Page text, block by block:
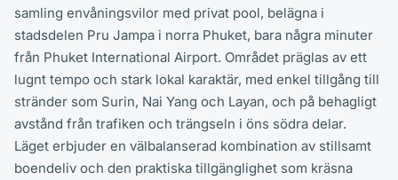
samling envåningsvilor med privat pool, belägna i
stadsdelen Pru Jampa i norra Phuket, bara några minuter
från Phuket International Airport. Området präglas av ett
lugnt tempo och stark lokal karaktär, med enkel tillgång till
stränder som Surin, Nai Yang och Layan, och på behagligt
avstånd från trafiken och trängseln i öns södra delar.
Läget erbjuder en välbalanserad kombination av stillsamt
boendeliv och den praktiska tillgänglighet som kräsna